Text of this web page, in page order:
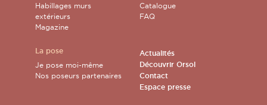
Habillages murs
extérieurs
Magazine
La pose
Je pose moi-même
Nos poseurs partenaires
Catalogue
FAQ
Actualités
Découvrir Orsol
Contact
Espace presse